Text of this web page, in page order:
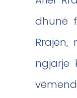
dhunë
ngjarje